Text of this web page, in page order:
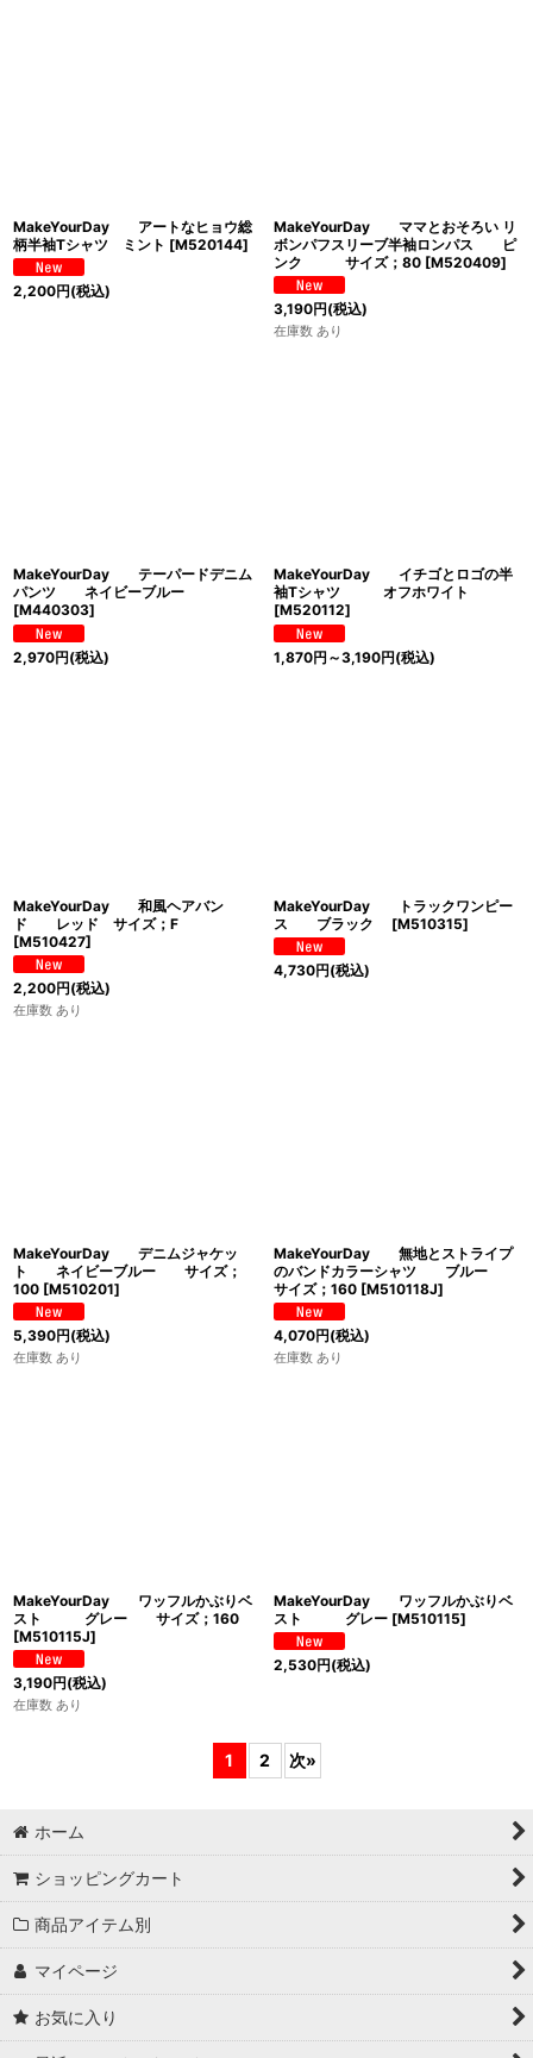
MakeYourDay アートなヒョウ総
柄半袖Tシャツ ミント [M520144]
2,200円(税込)
MakeYourDay ママとおそろい リ
ボンパフスリーブ半袖ロンパス ピ
ンク サイズ；80 [M520409]
3,190円(税込)
在庫数 あり
MakeYourDay テーパードデニム
パンツ ネイビーブルー
[M440303]
2,970円(税込)
MakeYourDay イチゴとロゴの半
袖Tシャツ オフホワイト
[M520112]
1,870円 ～3,190円(税込)
MakeYourDay 和風ヘアバン
ド レッド サイズ；F
[M510427]
2,200円(税込)
在庫数 あり
MakeYourDay トラックワンピー
ス ブラック
[M510315]
4,730円(税込)
MakeYourDay デニムジャケッ
ト ネイビーブルー サイズ；
100 [M510201]
5,390円(税込)
在庫数 あり
MakeYourDay 無地とストライプ
のバンドカラーシャツ ブルー
サイズ；160 [M510118J]
4,070円(税込)
在庫数 あり
MakeYourDay ワッフルかぶりベ
スト グレー サイズ；160
[M510115J]
3,190円(税込)
在庫数 あり
MakeYourDay ワッフルかぶりベ
スト グレー [M510115]
2,530円(税込)
1 2 次»
ホーム
ショッピングカート
商品アイテム別
マイページ
お気に入り